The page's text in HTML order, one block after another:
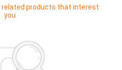
related products that interest
you